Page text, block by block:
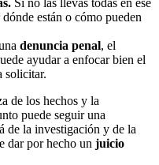
están o cómo pueden
denuncia penal, el
ayudar a enfocar bien el
solicitar.
de los hechos y la
puede seguir una
de la investigación y de la
dar por hecho un juicio